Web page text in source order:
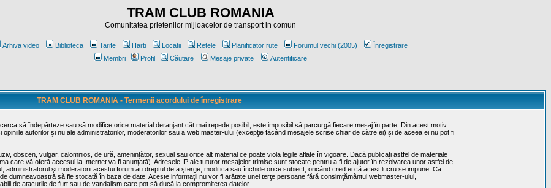
TRAM CLUB ROMANIA
Comunitatea prietenilor mijloacelor de transport in comun
Arhiva video Biblioteca Tarife Harti Locatii Retele Planificator rute Forumul vechi (2005)
Înregistrare
Membri
Profil Căutare Mesaje private Autentificare
TRAM CLUB ROMANIA - Termenii acordului de înregistrare
să îndepărteze sau să modifice orice material deranjant cât mai repede posibil; este imposibil să parcurgă fiecare mesaj în parte. Din acest motiv
autorilor şi nu ale administratorilor, moderatorilor sau a web master-ului (excepţie făcând mesajele scrise chiar de către ei) şi de aceea ei nu pot fi
obscen, vulgar, calomnios, de ură, ameninţător, sexual sau orice alt material ce poate viola legile aflate în vigoare. Dacă publicaţi astfel de materiale
care vă oferă accesul la Internet va fi anunţată). Adresele IP ale tuturor mesajelor trimise sunt stocate pentru a fi de ajutor în rezolvarea unor astfel de
administratorul şi moderatorii acestui forum au dreptul de a şterge, modifica sau închide orice subiect, oricând cred ei că acest lucru se impune. Ca
dumneavoastră să fie stocată în baza de date. Aceste informaţii nu vor fi arătate unei terţe persoane fără consimţământul webmaster-ului,
de atacurile de furt sau de vandalism care pot să ducă la compromiterea datelor.